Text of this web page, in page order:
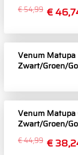
€
€ 54,99
Venum Matupa
Zwart/Groen/
Venum Matupa
Zwart/Groen/
€
€ 44,99